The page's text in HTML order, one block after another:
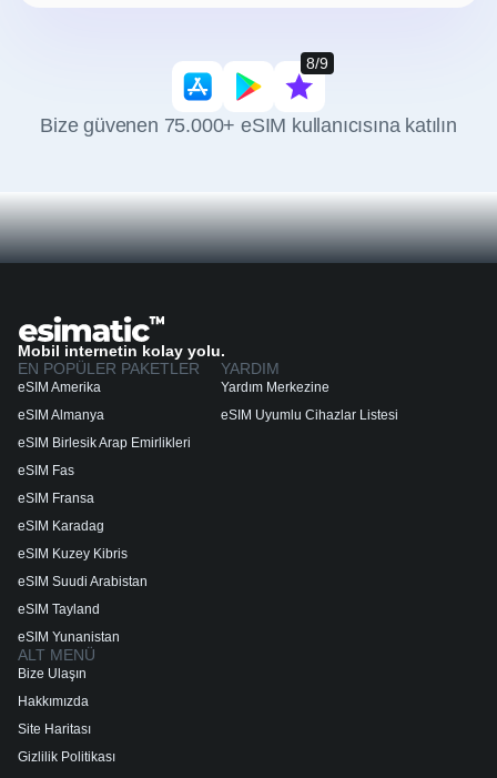
8/9
Bize güvenen 75.000+ eSIM kullanıcısına katılın
Mobil internetin kolay yolu.
EN POPÜLER PAKETLER
eSIM Amerika
eSIM Almanya
eSIM Birlesik Arap Emirlikleri
eSIM Fas
eSIM Fransa
eSIM Karadag
eSIM Kuzey Kibris
eSIM Suudi Arabistan
eSIM Tayland
eSIM Yunanistan
YARDIM
Yardım Merkezine
eSIM Uyumlu Cihazlar Listesi
ALT MENÜ
Bize Ulaşın
Hakkımızda
Site Haritası
Gizlilik Politikası